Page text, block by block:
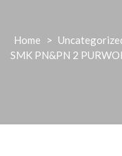
Home >
SMK PN&PN 2